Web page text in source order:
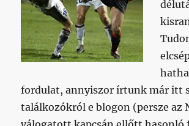
fordulat, annyiszor írtunk már itt
találkozókról e blogon (persze az